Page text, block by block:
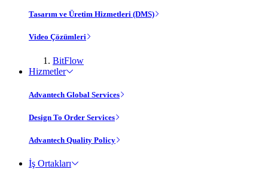
Tasarım ve Üretim Hizmetleri (DMS)
Video Çözümleri
BitFlow
Hizmetler
Advantech Global Services
Design To Order Services
Advantech Quality Policy
İş Ortakları